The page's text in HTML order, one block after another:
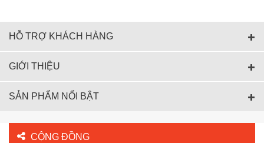
HỖ TRỢ KHÁCH HÀNG
GIỚI THIỆU
SẢN PHẨM NỔI BẬT
CỘNG ĐỒNG